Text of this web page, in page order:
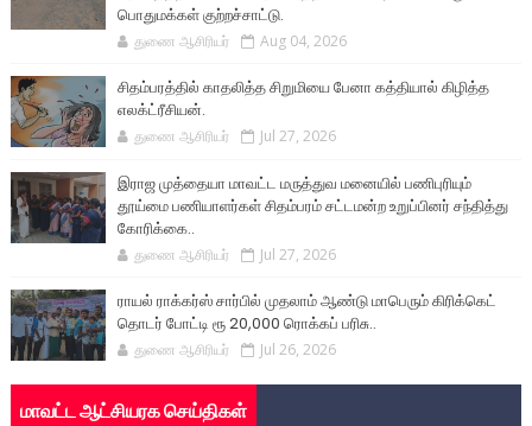
பொதுமக்கள் குற்றச்சாட்டு.
துணை ஆசிரியர் Aug 04, 2026
சிதம்பரத்தில் காதலித்த சிறுமியை பேனா கத்தியால் கிழித்த
எலக்ட்ரீசியன்.
துணை ஆசிரியர் Jul 27, 2026
இராஜ முத்தையா மாவட்ட மருத்துவ மனையில் பணிபுரியும்
தூய்மை பணியாளர்கள் சிதம்பரம் சட்டமன்ற உறுப்பினர் சந்தித்து
கோரிக்கை..
துணை ஆசிரியர் Jul 27, 2026
ராயல் ராக்கர்ஸ் சார்பில் முதலாம் ஆண்டு மாபெரும் கிரிக்கெட்
தொடர் போட்டி ரூ 20,000 ரொக்கப் பரிசு..
துணை ஆசிரியர் Jul 26, 2026
மாவட்ட ஆட்சியரக செய்திகள்